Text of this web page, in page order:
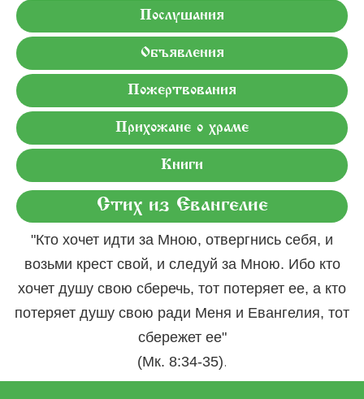
Послушания
Объявления
Пожертвования
Прихожане о храме
Книги
Стих из Евангелие
"Кто хочет идти за Мною, отвергнись себя, и
возьми крест свой, и следуй за Мною. Ибо кто
хочет душу свою сберечь, тот потеряет ее, а кто
потеряет душу свою ради Меня и Евангелия, тот
сбережет ее"
(Мк. 8:34-35).